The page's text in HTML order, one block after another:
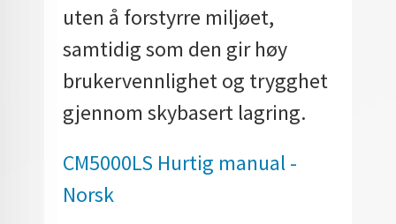
uten å forstyrre miljøet,
samtidig som den gir høy
brukervennlighet og trygghet
gjennom skybasert lagring.
CM5000LS Hurtig manual -
Norsk